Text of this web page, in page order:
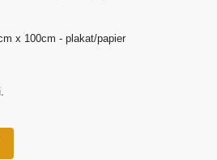
x 100cm - plakat/papier